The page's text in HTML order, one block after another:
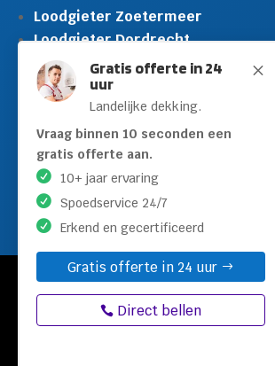
M
Gratis offerte in 24
uur
Landelijke dekking.
Vraag binnen 10 seconden een
gratis offerte aan.
10+ jaar ervaring
Spoedservice 24/7
Erkend en gecertificeerd
Gratis offerte in 24 uur
Direct bellen
Loodgieter Zoetermeer
Loodgieter Dordrecht
Loodgieter Rijswijk
Loodgieter Schiedam
Loodgieter Leidschendam
Loodgieter Hilversum
© Copyright Loodgieters Kwartier |
maken door Flexamedia
Privacyverklaring|Disclaimer